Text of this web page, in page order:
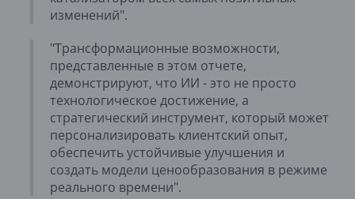
изменений".
"Трансформационные возможности,
представленные в этом отчете,
демонстрируют, что ИИ - это не просто
технологическое достижение, а
стратегический инструмент, который может
персонализировать клиентский опыт,
обеспечить устойчивые улучшения и
создать модели ценообразования в режиме
реального времени".